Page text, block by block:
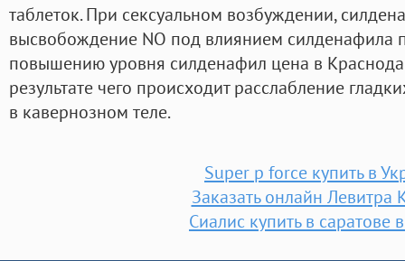
таблеток. При сексуальном возбуждении,
высвобождение NO под влиянием силденафила
повышению уровня силденафил цена в
результате чего происходит расслабление
в кавернозном теле.
Super p force купить в
Заказать онлайн Левитра
Сиалис купить в саратове